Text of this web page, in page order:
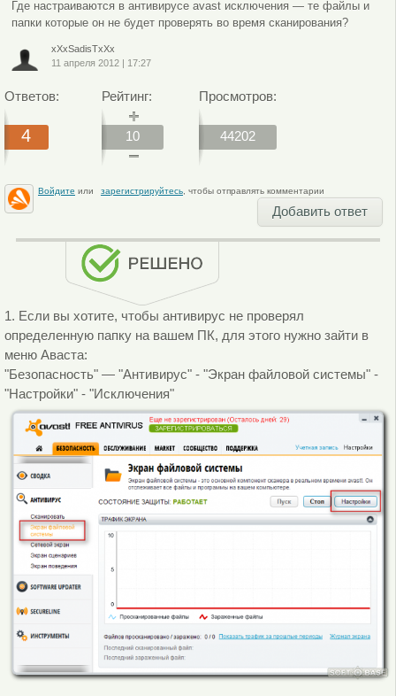
Где настраиваются в антивирусе avast исключения — те файлы и
папки которые он не будет проверять во время сканирования?
xXxSadisTxXx
11 апреля 2012| 17:27
Ответов:
4
Рейтинг:
10
Просмотров:
44202
Войдите или зарегистрируйтесь, чтобы отправлять комментарии
Добавить ответ
1. Если вы хотите, чтобы антивирус не проверял
определенную папку на вашем ПК, для этого нужно зайти в
меню Аваста:
"Безопасность" — "Антивирус" - "Экран файловой системы" -
"Настройки" - "Исключения"